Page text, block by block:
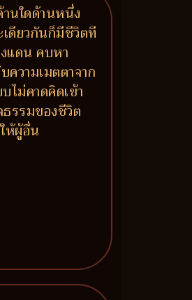
นใดด้านหนึ่ง
ดียวกันก็มีชีวิตที
แดน คบหา
วามเมตตาจาก
ไม่คาดคิดเข้า
รรมของชีวิต
ห้ผู้อื่น